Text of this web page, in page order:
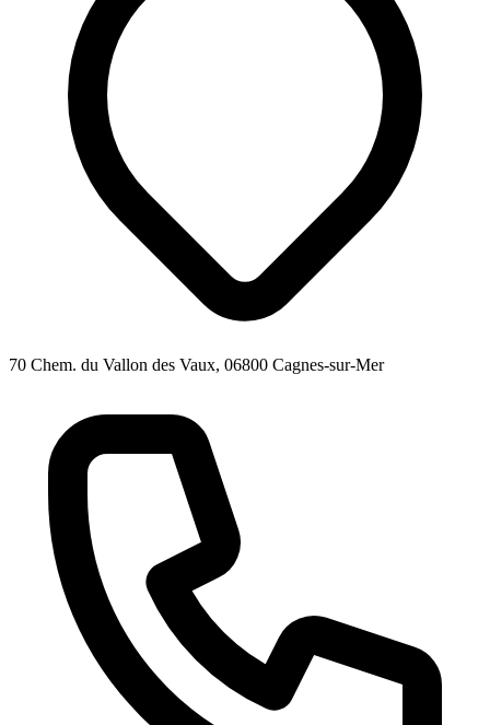
70 Chem. du Vallon des Vaux, 06800 Cagnes-sur-Mer